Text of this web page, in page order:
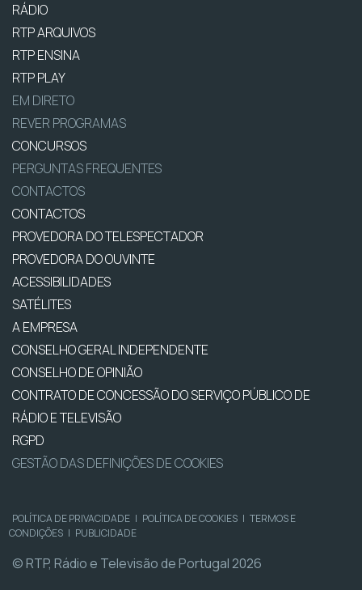
RÁDIO
RTP ARQUIVOS
RTP ENSINA
RTP PLAY
EM DIRETO
REVER PROGRAMAS
CONCURSOS
PERGUNTAS FREQUENTES
CONTACTOS
CONTACTOS
PROVEDORA DO TELESPECTADOR
PROVEDORA DO OUVINTE
ACESSIBILIDADES
SATÉLITES
A EMPRESA
CONSELHO GERAL INDEPENDENTE
CONSELHO DE OPINIÃO
CONTRATO DE CONCESSÃO DO SERVIÇO PÚBLICO DE
RÁDIO E TELEVISÃO
RGPD
GESTÃO DAS DEFINIÇÕES DE COOKIES
POLÍTICA DE PRIVACIDADE | POLÍTICA DE COOKIES | TERMOS E
CONDIÇÕES | PUBLICIDADE
© RTP, Rádio e Televisão de Portugal 2026